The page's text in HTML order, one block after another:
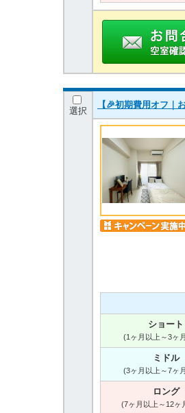
選択
【🎉初期費用オフ
ショート
(1ヶ月以上～3ヶ
ミドル
(3ヶ月以上～7ヶ
ロング
(7ヶ月以上～12ヶ